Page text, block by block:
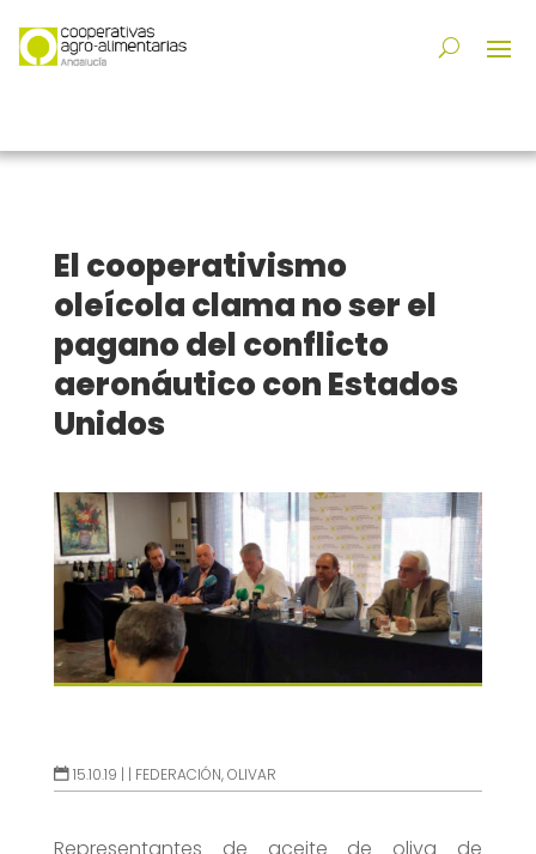
El cooperativismo
oleícola clama no ser el
pagano del conflicto
aeronáutico con Estados
Unidos
15.10.19 | | FEDERACIÓN,OLIVAR